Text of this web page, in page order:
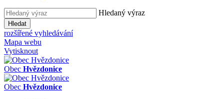
Hledaný výraz
Hledat
rozšířené vyhledávání
Mapa webu
Vytisknout
Obec Hvězdonice
Obec Hvězdonice